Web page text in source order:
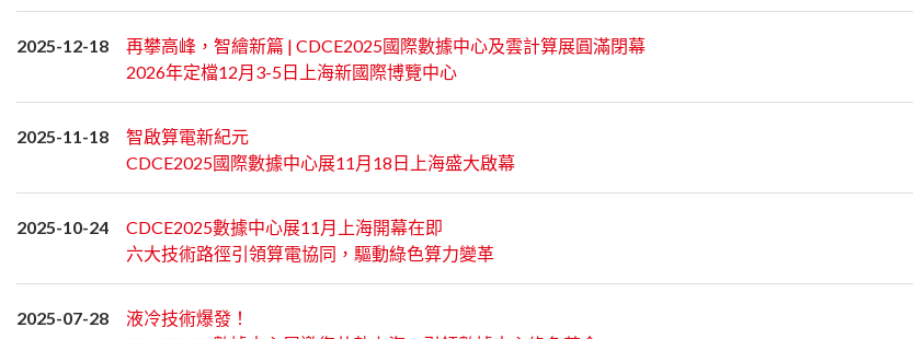
2025-12-18
再攀高峰，智繪新篇 | CDCE2025國際數據中心及雲計算展圓滿閉幕
2026年定檔12月3-5日上海新國際博覽中心
2025-11-18
智啟算電新紀元
CDCE2025國際數據中心展11月18日上海盛大啟幕
2025-10-24
CDCE2025數據中心展11月上海開幕在即
六大技術路徑引領算電協同，驅動綠色算力變革
2025-07-28
液冷技術爆發！